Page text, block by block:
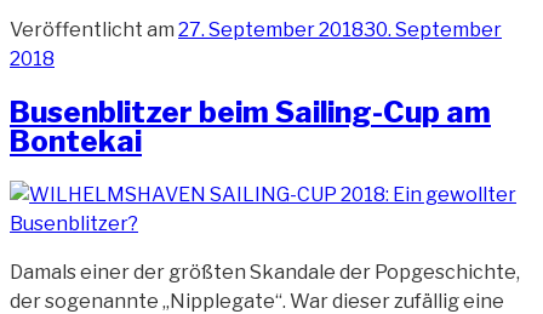
Veröffentlicht am 27. September 201830. September
2018
Busenblitzer beim Sailing-Cup am
Bontekai
Damals einer der größten Skandale der Popgeschichte,
der sogenannte „Nipplegate“. War dieser zufällig eine